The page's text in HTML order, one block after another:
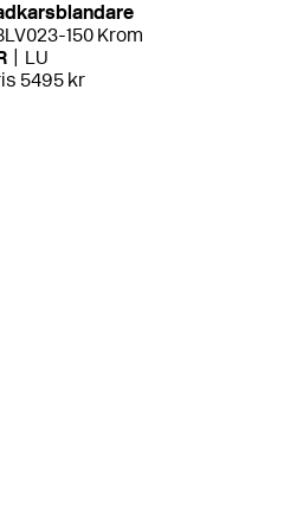
150 Krom
LU
5495 kr